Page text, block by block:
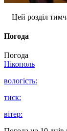
Цей розділ
Погода
Погода
Нікополь
вологість:
тиск:
вітер: